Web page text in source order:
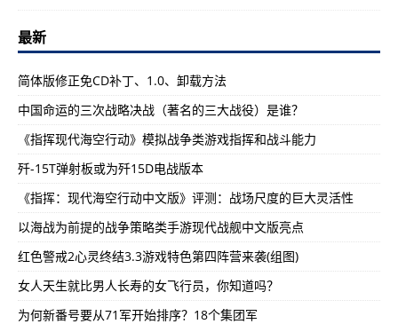
最新
简体版修正免CD补丁、1.0、卸载方法
中国命运的三次战略决战（著名的三大战役）是谁？
《指挥现代海空行动》模拟战争类游戏指挥和战斗能力
歼-15T弹射板或为歼15D电战版本
《指挥：现代海空行动中文版》评测：战场尺度的巨大灵活性
以海战为前提的战争策略类手游现代战舰中文版亮点
红色警戒2心灵终结3.3游戏特色第四阵营来袭(组图)
女人天生就比男人长寿的女飞行员，你知道吗？
为何新番号要从71军开始排序？18个集团军